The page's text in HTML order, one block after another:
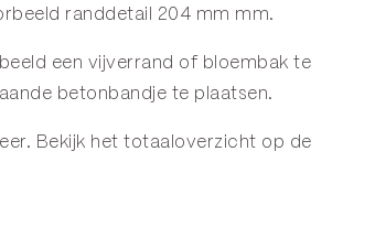
randdetail 204 mm mm.
een vijverrand of bloembak te
betonbandje te plaatsen.
Bekijk het totaaloverzicht op de